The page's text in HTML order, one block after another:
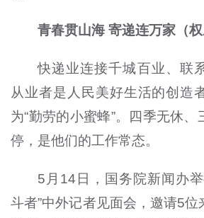
青春贯山海 寄递连万家（权
快递业连接千城百业、联
从业者是人民美好生活的创造
为“勤劳的小蜜蜂”。四季无休
停，是他们的工作常态。
5月14日，国务院新闻办
斗者”中外记者见面会，邀请5